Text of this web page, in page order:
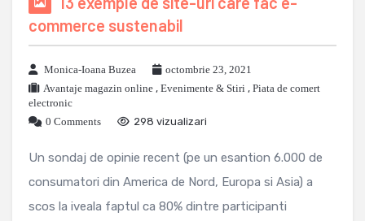
commerce sustenabil
Monica-Ioana Buzea
octombrie 23, 2021
Avantaje magazin online , Evenimente & Stiri , Piata de comert
electronic
0 Comments
298 vizualizari
Un sondaj de opinie recent (pe un esantion 6.000 de
consumatori din America de Nord, Europa si Asia) a
scos la iveala faptul ca 80% dintre participanti